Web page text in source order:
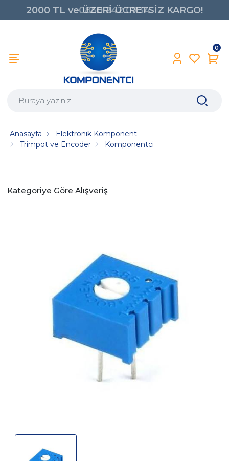
2000 TL ve ÜZERİ ÜCRETSİZ KARGO!
0850 242 0734
0
Anasayfa
Elektronik Komponent
Trimpot ve Encoder
Komponentci
Kategoriye Göre Alışveriş